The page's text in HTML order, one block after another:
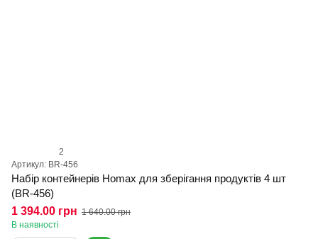
2
Артикул: BR-456
Набір контейнерів Homax для зберігання продуктів 4 шт
(BR-456)
1 394.00 грн 1 640.00 грн
В наявності